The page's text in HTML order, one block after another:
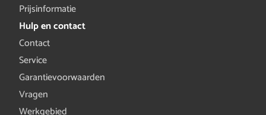
Prijsinformatie
Hulp en contact
Contact
Service
Garantievoorwaarden
Vragen
Werkgebied